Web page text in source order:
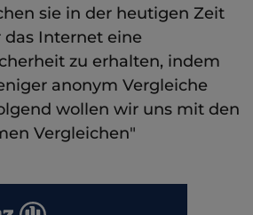
sie in der heutigen Zeit
Internet eine
zu erhalten, indem
anonym Vergleiche
wollen wir uns mit den
Vergleichen"